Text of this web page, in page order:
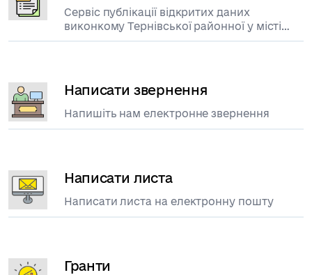
Сервіс публікації відкритих даних
виконкому Тернівської районної у місті
ради
Написати звернення
Напишіть нам електронне звернення
Написати листа
Написати листа на електронну пошту
Гранти